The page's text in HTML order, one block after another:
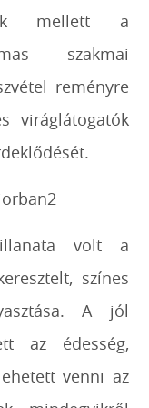
mellett a
szakmai
reményre
viráglátogatók
volt a
színes
A jól
az édesség,
venni az